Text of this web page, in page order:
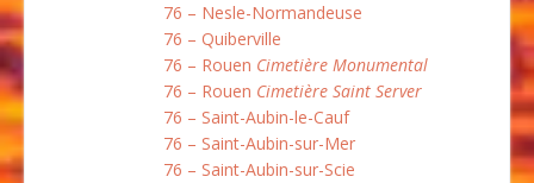
76 – Nesle-Normandeuse
76 – Quiberville
76 – Rouen Cimetière Monumental
76 – Rouen Cimetière Saint Server
76 – Saint-Aubin-le-Cauf
76 – Saint-Aubin-sur-Mer
76 – Saint-Aubin-sur-Scie